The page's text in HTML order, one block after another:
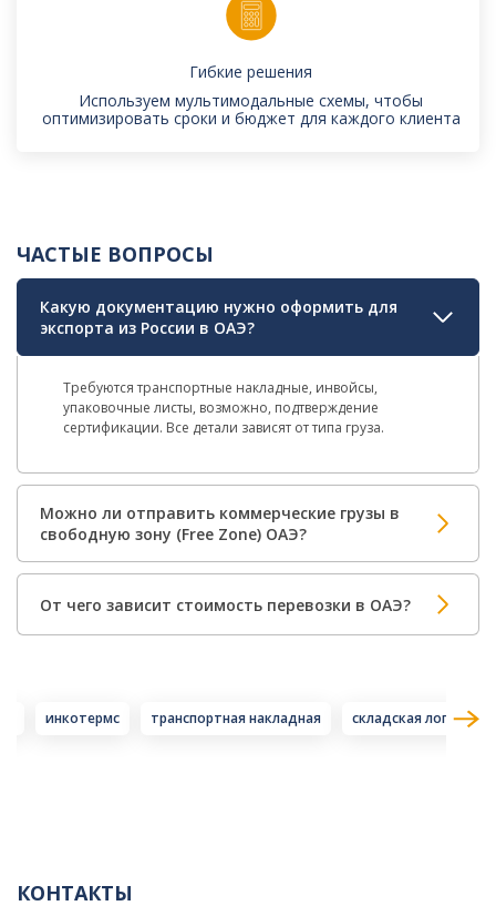
Гибкие решения
Используем мультимодальные схемы, чтобы
оптимизировать сроки и бюджет для каждого клиента
ЧАСТЫЕ ВОПРОСЫ
Какую документацию нужно оформить для
экспорта из России в ОАЭ?
Требуются транспортные накладные, инвойсы,
упаковочные листы, возможно, подтверждение
сертификации. Все детали зависят от типа груза.
Можно ли отправить коммерческие грузы в
свободную зону (Free Zone) ОАЭ?
От чего зависит стоимость перевозки в ОАЭ?
инкотермс транспортная накладная складская логистика
КОНТАКТЫ